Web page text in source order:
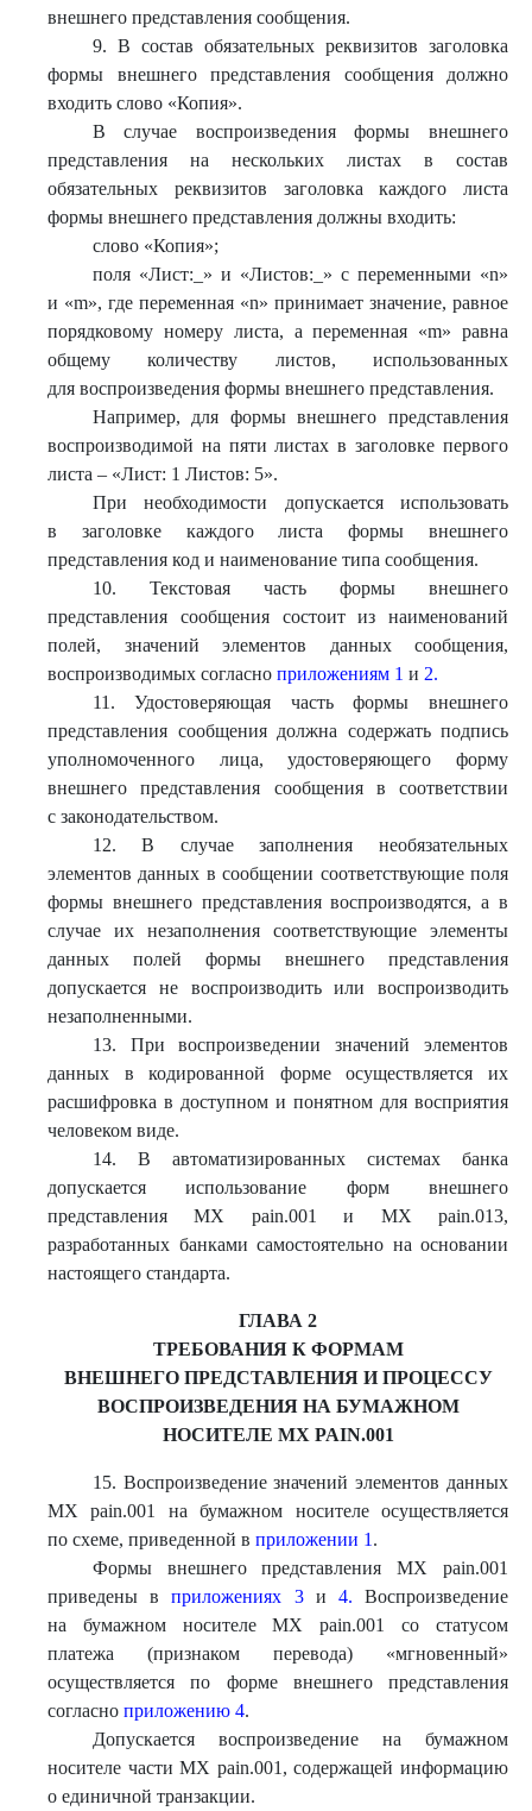
внешнего представления сообщения.
9. В состав обязательных реквизитов заголовка
формы внешнего представления сообщения должно
входить слово «Копия».
В случае воспроизведения формы внешнего
представления на нескольких листах в состав
обязательных реквизитов заголовка каждого листа
формы внешнего представления должны входить:
слово «Копия»;
поля «Лист:_» и «Листов:_» с переменными «n»
и «m», где переменная «n» принимает значение, равное
порядковому номеру листа, а переменная «m» равна
общему количеству листов, использованных
для воспроизведения формы внешнего представления.
Например, для формы внешнего представления
воспроизводимой на пяти листах в заголовке первого
листа – «Лист: 1 Листов: 5».
При необходимости допускается использовать
в заголовке каждого листа формы внешнего
представления код и наименование типа сообщения.
10. Текстовая часть формы внешнего
представления сообщения состоит из наименований
полей, значений элементов данных сообщения,
воспроизводимых согласно приложениям 1 и 2.
11. Удостоверяющая часть формы внешнего
представления сообщения должна содержать подпись
уполномоченного лица, удостоверяющего форму
внешнего представления сообщения в соответствии
с законодательством.
12. В случае заполнения необязательных
элементов данных в сообщении соответствующие поля
формы внешнего представления воспроизводятся, а в
случае их незаполнения соответствующие элементы
данных полей формы внешнего представления
допускается не воспроизводить или воспроизводить
незаполненными.
13. При воспроизведении значений элементов
данных в кодированной форме осуществляется их
расшифровка в доступном и понятном для восприятия
человеком виде.
14. В автоматизированных системах банка
допускается использование форм внешнего
представления МХ pain.001 и МХ pain.013,
разработанных банками самостоятельно на основании
настоящего стандарта.
ГЛАВА 2
ТРЕБОВАНИЯ К ФОРМАМ
ВНЕШНЕГО ПРЕДСТАВЛЕНИЯ И ПРОЦЕССУ
ВОСПРОИЗВЕДЕНИЯ НА БУМАЖНОМ
НОСИТЕЛЕ МХ PAIN.001
15. Воспроизведение значений элементов данных
МХ pain.001 на бумажном носителе осуществляется
по схеме, приведенной в приложении 1 .
Формы внешнего представления МХ pain.001
приведены вприложениях 3и 4. Воспроизведение
на бумажном носителе МХ pain.001 со статусом
платежа (признаком перевода) «мгновенный»
осуществляется по форме внешнего представления
согласно приложению 4.
Допускается воспроизведение на бумажном
носителе части МХ pain.001, содержащей информацию
о единичной транзакции.